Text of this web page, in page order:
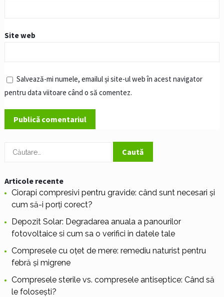
Site web
Salvează-mi numele, emailul și site-ul web în acest navigator
pentru data viitoare când o să comentez.
Caută
Articole recente
Ciorapi compresivi pentru gravide: când sunt necesari și
cum să-i porți corect?
Depozit Solar: Degradarea anuala a panourilor
fotovoltaice si cum sa o verifici in datele tale
Compresele cu oțet de mere: remediu naturist pentru
febră și migrene
Compresele sterile vs. compresele antiseptice: Când să
le folosești?